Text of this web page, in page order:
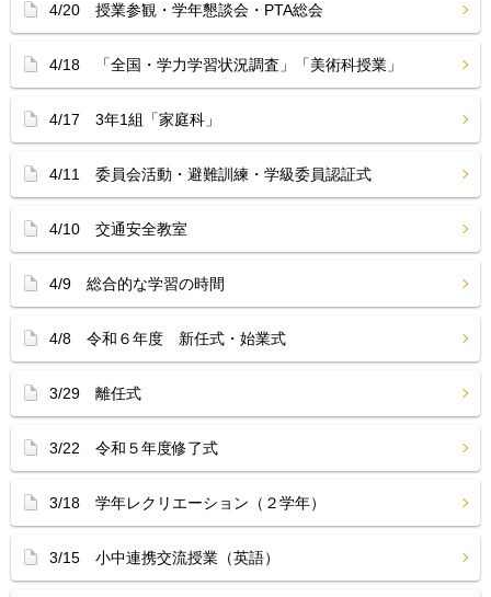
4/20 授業参観・学年懇談会・PTA総会
4/18 「全国・学力学習状況調査」「美術科授業」
4/17 3年1組「家庭科」
4/11 委員会活動・避難訓練・学級委員認証式
4/10 交通安全教室
4/9 総合的な学習の時間
4/8 令和６年度 新任式・始業式
3/29 離任式
3/22 令和５年度修了式
3/18 学年レクリエーション（２学年）
3/15 小中連携交流授業（英語）